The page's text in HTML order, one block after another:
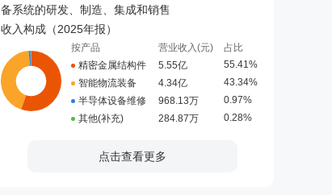
备系统的研发、制造、集成和销售
收入构成（2025年报）
按产品 营业收入(元)
占比
精密金属结构件
5.55亿
55.41%
智能物流装备
4.34亿
43.34%
半导体设备维修
968.13万
0.97%
其他(补充)
284.87万 0.28%
点击查看更多